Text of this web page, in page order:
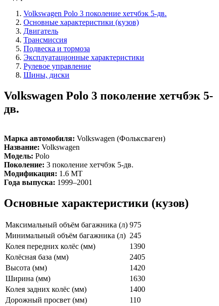
Volkswagen Polo 3 поколение хетчбэк 5-дв.
Основные характеристики (кузов)
Двигатель
Трансмиссия
Подвеска и тормоза
Эксплуатационные характеристики
Рулевое управление
Шины, диски
Volkswagen Polo 3 поколение хетчбэк 5-
дв.
Марка автомобиля: Volkswagen (Фольксваген)
Название: Volkswagen
Модель: Polo
Поколение: 3 поколение хетчбэк 5-дв.
Модификация: 1.6 MT
Года выпуска: 1999–2001
Основные характеристики (кузов)
Максимальный объём багажника (л) 975
Минимальный объём багажника (л) 245
Колея передних колёс (мм)
1390
Колёсная база (мм)
2405
Высота (мм)
1420
Ширина (мм)
1630
Колея задних колёс (мм)
1400
Дорожный просвет (мм)
110